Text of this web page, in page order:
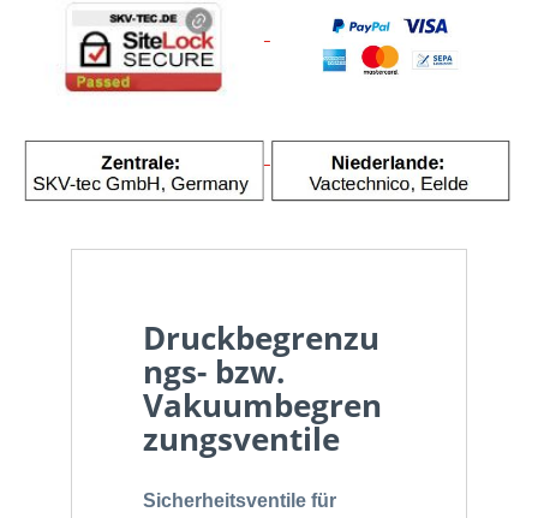
Druckbegrenzu
ngs- bzw.
Vakuumbegren
zungsventile
Sicherheitsventile für